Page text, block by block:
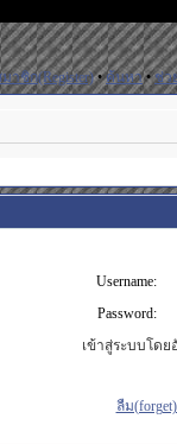
าชิก(Register)•ค้นหา•ช่ว
Username:
Password:
เข้าสู่ระบบโดย
ลืม